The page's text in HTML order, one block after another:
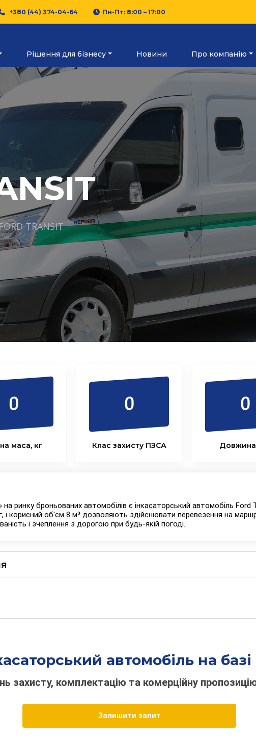
+380 (44) 374-04-64 Пн-Пт: 8:00 – 17:00
Рішення для бізнесу Новини Про компанію
FORD TRANSIT
маса, кг
0
Клас захисту ПЗСА
0 0
ринку броньованих автомобілів є інкасаторський автомобіль
і корисний об'єм 8 м³ дозволяють здійснювати перевезення на
і зчеплення з дорогою при будь-якій погоді.
автомобіль на
захисту, комплектацію та комерційну
Залишити запит